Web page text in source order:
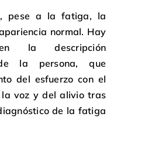
pese a la fatiga, la
normal. Hay
la descripción
la persona, que
del esfuerzo con el
la voz y del alivio tras
de la fatiga